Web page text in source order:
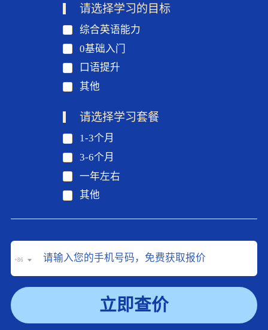
请选择学习的目标
综合英语能力
0基础入门
口语提升
其他
请选择学习套餐
1-3个月
3-6个月
一年左右
其他
+86
立即查价